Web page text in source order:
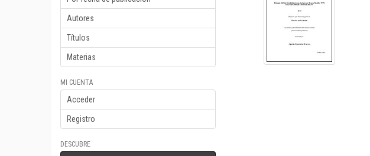
Autores
Títulos
Materias
MI CUENTA
Acceder
Registro
DESCUBRE